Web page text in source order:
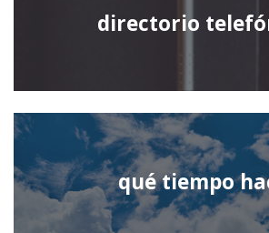
directorio
qué tiempo